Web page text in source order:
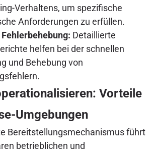
Verhaltens, um spezifische
Anforderungen zu erfüllen.
Detaillierte
helfen bei der schnellen
und Behebung von
Vorteile
Umgebungen
Bereitstellungsmechanismus führt
betrieblichen und